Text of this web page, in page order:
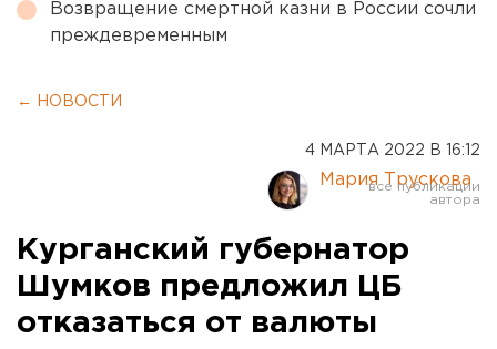
Возвращение смертной казни в России сочли
преждевременным
← НОВОСТИ
4 МАРТА 2022 В 16:12
Мария Трускова
Курганский губернатор
Шумков предложил ЦБ
отказаться от валюты